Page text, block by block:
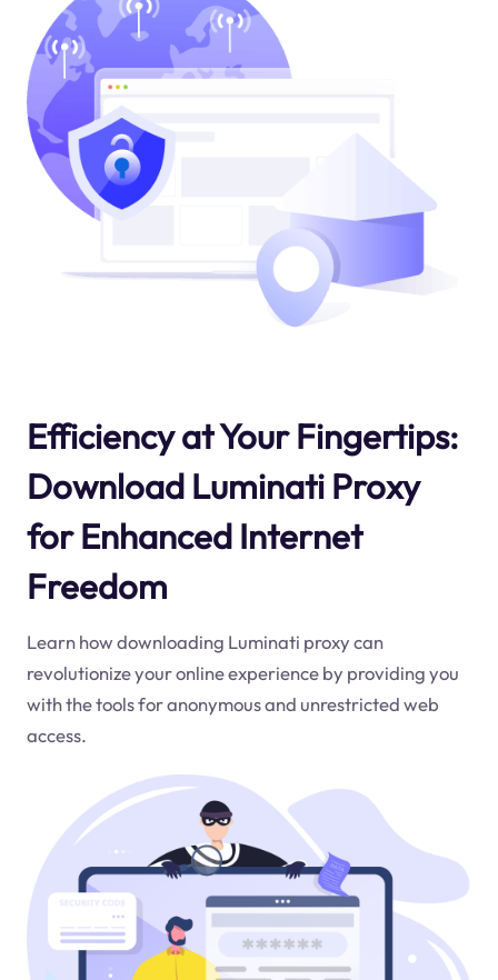
Efficiency at Your Fingertips:
Download Luminati Proxy
for Enhanced Internet
Freedom
Learn how downloading Luminati proxy can
revolutionize your online experience by providing you
with the tools for anonymous and unrestricted web
access.